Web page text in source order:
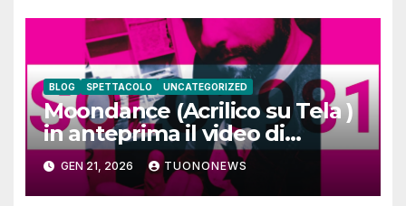
BLOG SPETTACOLO UNCATEGORIZED
Moondance (Acrilico su Tela )
in anteprima il video di
SOLO1981
GEN 21, 2026 TUONONEWS